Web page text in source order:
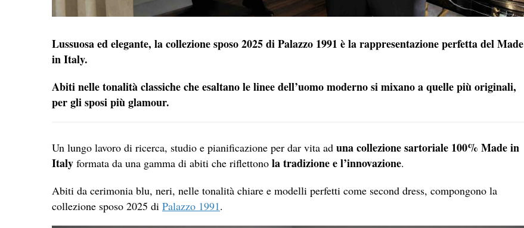
Lussuosa ed elegante, la collezione sposo 2025 di Palazzo 1991 è la rappresentazione perfetta del Made
in Italy.
Abiti nelle tonalità classiche che esaltano le linee dell’uomo moderno si mixano a quelle più originali,
per gli sposi più glamour.
Un lungo lavoro di ricerca, studio e pianificazione per dar vita ad una collezione sartoriale 100% Made in
Italy formata da una gamma di abiti che riflettono la tradizione e l’innovazione.
Abiti da cerimonia blu, neri, nelle tonalità chiare e modelli perfetti come second dress, compongono la
collezione sposo 2025 di Palazzo 1991.